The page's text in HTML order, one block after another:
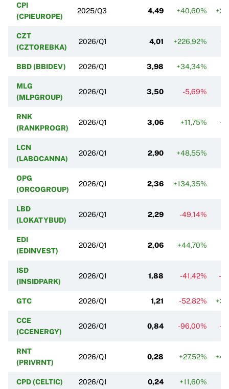
CPI
(CPIEUROPE)
2025/Q3 4,49 +40,60%
CZT
(CZTOREBKA)
2026/Q1 4,01 +226,92%
BBD (BBIDEV) 2026/Q1 3,98 +34,34%
MLG
(MLPGROUP)
2026/Q1 3,50 -5,69%
RNK
(RANKPROGR)
2026/Q1 3,06 +11,75%
LCN
(LABOCANNA)
2026/Q1 2,90 +48,55%
OPG
(ORCOGROUP)
2026/Q1 2,36 +134,35%
LBD
(LOKATYBUD)
2026/Q1 2,29 -49,14%
EDI
(EDINVEST)
2026/Q1 2,06 +44,70%
ISD
(INSIDPARK)
2026/Q1 1,88 -41,42% -
GTC 2026/Q1 1,21 -52,82%
CCE
(CCENERGY)
2026/Q1 0,84 -96,00% -
RNT
(PRIVRNT)
2026/Q1 0,28 +27,52%
CPD (CELTIC) 2026/Q1 0,24 +11,60%